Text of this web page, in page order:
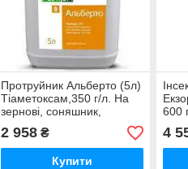
Протруйник Альберто (5л)
Тіаметоксам,350 г/л. На
зернові, соняшник,
картоплю, ріпак, кукурудзу
2 958₴
Купити
600
4